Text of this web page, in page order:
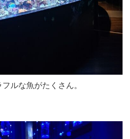
ルな魚がたくさん。